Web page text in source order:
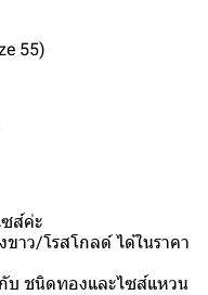
55)
ส์ค่ะ
าว/โรสโกลด์ ได้ในราคา
บ ชนิดทองและไซส์แหวน